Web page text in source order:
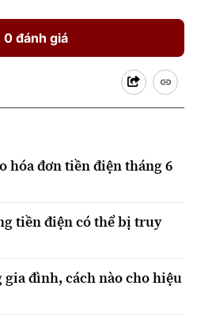
0 đánh giá
hóa đơn tiền điện tháng 6
tiền điện có thể bị truy
đình, cách nào cho hiệu